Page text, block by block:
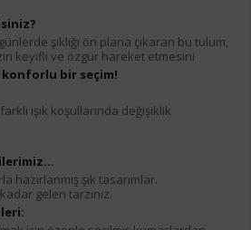
şıklığı ön plana çıkaran bu tulum,
keyifli ve özgür hareket etmesini
konforlu bir seçim!
ışık koşullarında değişiklik
hazırlanmış şık tasarımlar.
gelen tarzınız.